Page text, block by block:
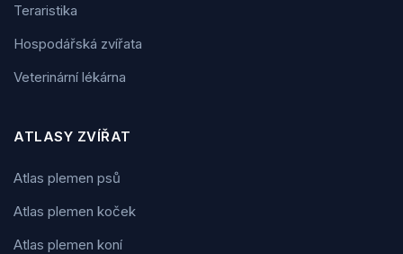
Teraristika
Hospodářská zvířata
Veterinární lékárna
ATLASY ZVÍŘAT
Atlas plemen psů
Atlas plemen koček
Atlas plemen koní